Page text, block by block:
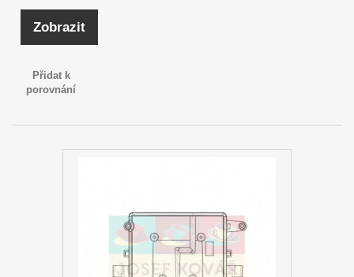
Zobrazit
Přidat k
porovnání